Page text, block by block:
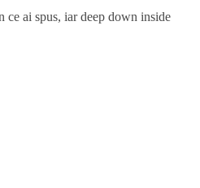
ce ai spus, iar deep down inside